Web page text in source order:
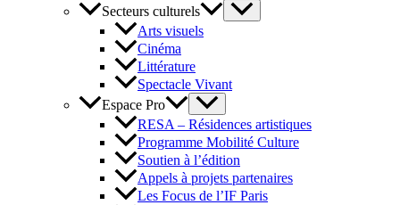
Secteurs culturels
Arts visuels
Cinéma
Littérature
Spectacle Vivant
Espace Pro
RESA – Résidences artistiques
Programme Mobilité Culture
Soutien à l’édition
Appels à projets partenaires
Les Focus de l’IF Paris